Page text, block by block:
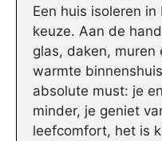
Een huis isoleren
keuze. Aan de
glas, daken,
warmte
absolute must: je
minder, je geniet
leefcomfort, het is